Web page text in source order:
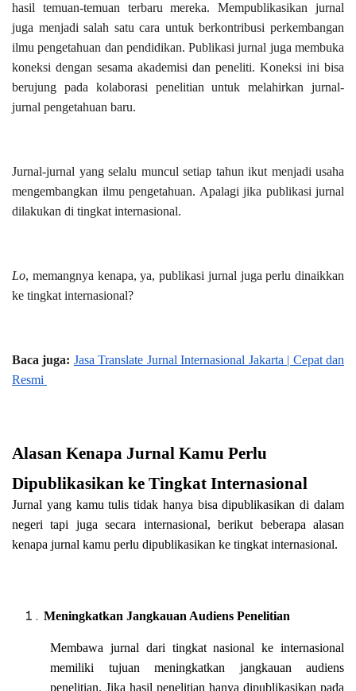
hasil temuan-temuan terbaru mereka. Mempublikasikan jurnal
juga menjadi salah satu cara untuk berkontribusi perkembangan
ilmu pengetahuan dan pendidikan. Publikasi jurnal juga membuka
koneksi dengan sesama akademisi dan peneliti. Koneksi ini bisa
berujung pada kolaborasi penelitian untuk melahirkan jurnal-
jurnal pengetahuan baru.
Jurnal-jurnal yang selalu muncul setiap tahun ikut menjadi usaha
mengembangkan ilmu pengetahuan. Apalagi jika publikasi jurnal
dilakukan di tingkat internasional.
Lo, memangnya kenapa, ya, publikasi jurnal juga perlu dinaikkan
ke tingkat internasional?
Baca juga: Jasa Translate Jurnal Internasional Jakarta | Cepat dan
Resmi
Alasan Kenapa Jurnal Kamu Perlu
Dipublikasikan ke Tingkat Internasional
Jurnal yang kamu tulis tidak hanya bisa dipublikasikan di dalam
negeri tapi juga secara internasional, berikut beberapa alasan
kenapa jurnal kamu perlu dipublikasikan ke tingkat internasional.
Meningkatkan Jangkauan Audiens Penelitian
Membawa jurnal dari tingkat nasional ke internasional
memiliki tujuan meningkatkan jangkauan audiens
penelitian. Jika hasil penelitian hanya dipublikasikan pada